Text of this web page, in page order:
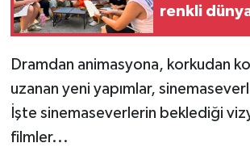
renkli
Dramdan animasyona, korkudan
uzanan yeni yapımlar,
İşte sinemaseverlerin beklediği
filmler...